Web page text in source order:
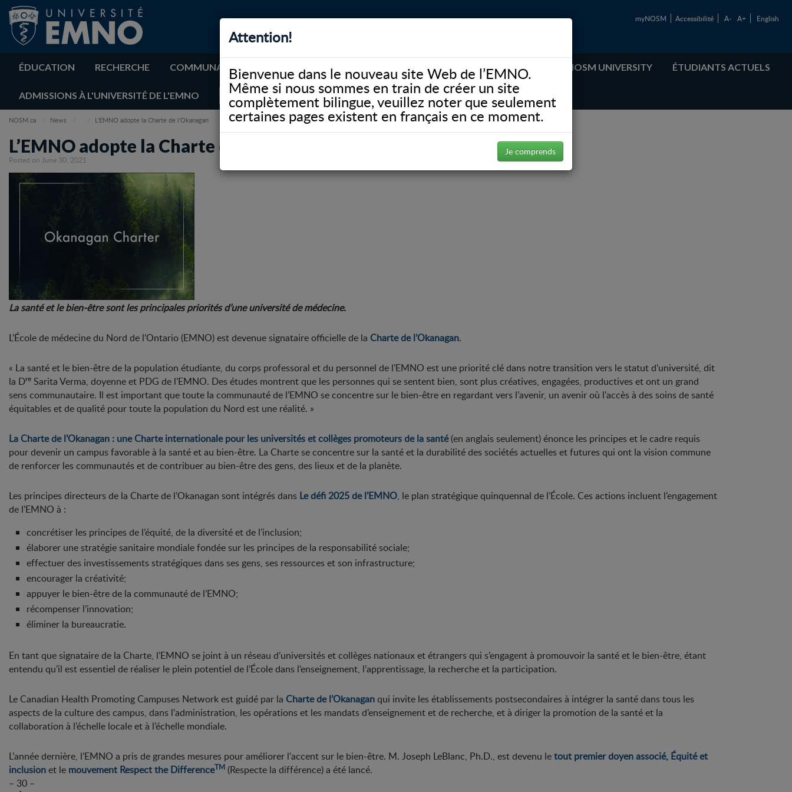
Attention!
Bienvenue dans le nouveau site Web de l’EMNO.
Même si nous sommes en train de créer un site
complètement bilingue, veuillez noter que seulement
certaines pages existent en français en ce moment.
Je comprends
myNOSM Accessibilité A- A+ English
ÉDUCATION RECHERCHE COMMUNAUTÉ BIBLIOTHÈQUE FACULTÉ DONATE ABOUT NOSM UNIVERSITY ÉTUDIANTS ACTUELS
ADMISSIONS À L'UNIVERSITÉ DE L'EMNO
NOSM.ca News L’EMNO adopte la Charte de l’Okanagan
L’EMNO adopte la Charte de l’Okanagan
Posted on June 30, 2021
La santé et le bien-être sont les principales priorités d’une université de médecine.
L’École de médecine du Nord de l’Ontario (EMNO) est devenue signataire officielle de la Charte de l’Okanagan.
« La santé et le bien-être de la population étudiante, du corps professoral et du personnel de l’EMNO est une priorité clé dans notre transition vers le statut d’université, dit
la Dre Sarita Verma, doyenne et PDG de l’EMNO. Des études montrent que les personnes qui se sentent bien, sont plus créatives, engagées, productives et ont un grand
sens communautaire. Il est important que toute la communauté de l’EMNO se concentre sur le bien-être en regardant vers l’avenir, un avenir où l’accès à des soins de santé
équitables et de qualité pour toute la population du Nord est une réalité. »
La Charte de l’Okanagan : une Charte internationale pour les universités et collèges promoteurs de la santé(en anglais seulement) énonce les principes et le cadre requis
pour devenir un campus favorable à la santé et au bien-être. La Charte se concentre sur la santé et la durabilité des sociétés actuelles et futures qui ont la vision commune
de renforcer les communautés et de contribuer au bien-être des gens, des lieux et de la planète.
Les principes directeurs de la Charte de l’Okanagan sont intégrés dans Le défi 2025 de l’EMNO, le plan stratégique quinquennal de l’École. Ces actions incluent l’engagement
de l’EMNO à :
concrétiser les principes de l’équité, de la diversité et de l’inclusion;
élaborer une stratégie sanitaire mondiale fondée sur les principes de la responsabilité sociale;
effectuer des investissements stratégiques dans ses gens, ses ressources et son infrastructure;
encourager la créativité;
appuyer le bien-être de la communauté de l’EMNO;
récompenser l’innovation;
éliminer la bureaucratie.
En tant que signataire de la Charte, l’EMNO se joint à un réseau d’universités et collèges nationaux et étrangers qui s’engagent à promouvoir la santé et le bien-être, étant
entendu qu’il est essentiel de réaliser le plein potentiel de l’École dans l’enseignement, l’apprentissage, la recherche et la participation.
Le Canadian Health Promoting Campuses Network est guidé par la Charte de l’Okanaganqui invite les établissements postsecondaires à intégrer la santé dans tous les
aspects de la culture des campus, dans l’administration, les opérations et les mandats d’enseignement et de recherche, et à diriger la promotion de la santé et la
collaboration à l’échelle locale et à l’échelle mondiale.
L’année dernière, l’EMNO a pris de grandes mesures pour améliorer l’accent sur le bien-être. M. Joseph LeBlanc, Ph.D., est devenu letout premier doyen associé, Équité et
inclusionet le mouvement Respect the DifferenceTM (Respecte la différence) a été lancé.
– 30 –